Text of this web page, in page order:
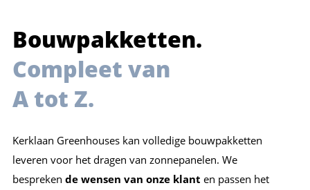
Bouwpakketten.
Compleet van
A tot Z.
Kerklaan Greenhouses kan volledige bouwpakketten
leveren voor het dragen van zonnepanelen. We
bespreken de wensen van onze klant en passen het